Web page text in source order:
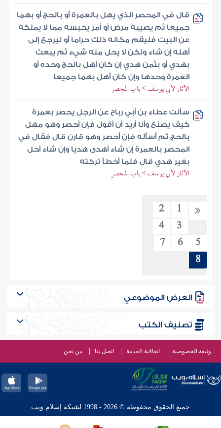
قال في المحصر الذي يهل بالعمرة أو بالحج أو بهما
جميعا ثم يصيبه مرض أو أمر يحبسه مما لا يملكه
عن البيت فليقم مكانه ذلك حراما أو ليرجع إلى
أهله إن شاء ولكن لا يحل منه شيء ثم يبعث
بهدي أو بثمن هدي إن كان أهل بالحج وحده أو
العمرة وحدها وإن كان أهل بهما جميعا
الآثار لأبي يوسف > باب المحصر
سألت عطاء بن أبي رباح عن الرجل يحصر بعمرة
كيف يصنع وأنا أريد أن أقول فإن أحصر وهو مهل
بالحج ثم أسأله فإن أحصر وهو قارن قال فقال في
المحصر بالعمرة إن شاء أهدى هديا وإن شاء أحل
بغير هدي قال فلما أخطأ تركته
الآثار لأبي يوسف > باب المحصر
1
2
3
4
5
6
7
8
العرض الموضوعي
تصنيف الكتب
وثيقة الخصوصية اتفاقية الخدمة اتصل بنا من نحن
جميع الحقوق محفوظة © 2026 - 1998 لشبكة إسلام ويب